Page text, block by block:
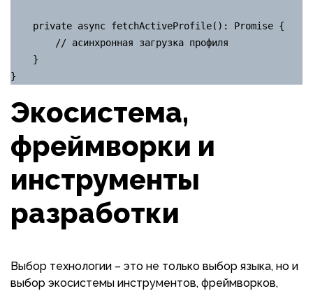
}
Экосистема,
фреймворки и
инструменты
разработки
Выбор технологии – это не только выбор языка, но и
выбор экосистемы инструментов, фреймворков,